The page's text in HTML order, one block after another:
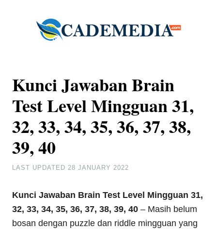
Kunci Jawaban Brain
Test Level Mingguan 31,
32, 33, 34, 35, 36, 37, 38,
39, 40
LAST UPDATED28 JANUARY 2022
Kunci Jawaban Brain Test Level Mingguan 31,
32, 33, 34, 35, 36, 37, 38, 39, 40 – Masih belum
bosan dengan puzzle dan riddle mingguan yang